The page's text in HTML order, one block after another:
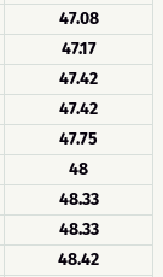
47.08
47.17
47.42
47.42
47.75
48
48.33
48.33
48.42